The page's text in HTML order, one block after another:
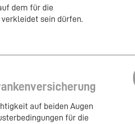
dem für die
sein dürfen.
auf beiden Augen
für die